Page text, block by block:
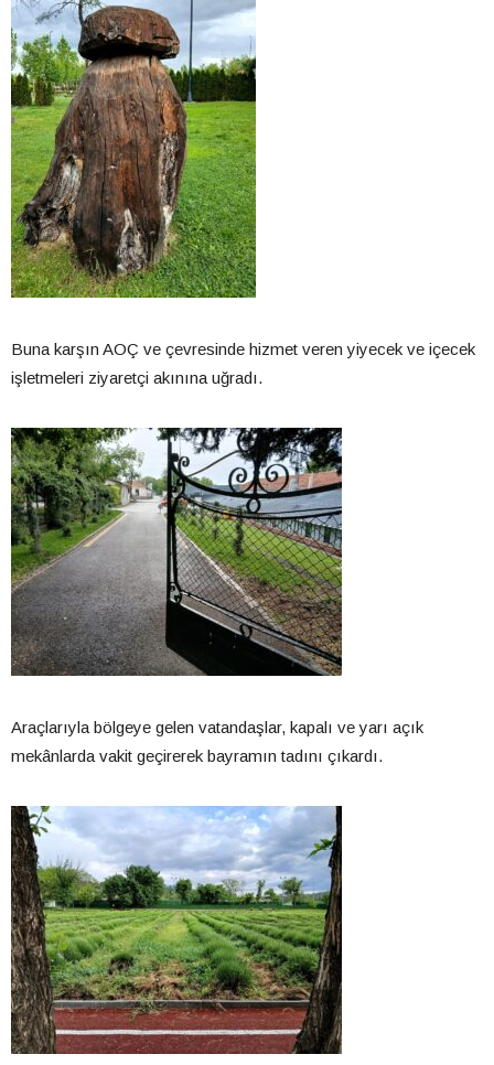
Buna karşın AOÇ ve çevresinde hizmet veren yiyecek ve içecek
işletmeleri ziyaretçi akınına uğradı.
Araçlarıyla bölgeye gelen vatandaşlar, kapalı ve yarı açık
mekânlarda vakit geçirerek bayramın tadını çıkardı.